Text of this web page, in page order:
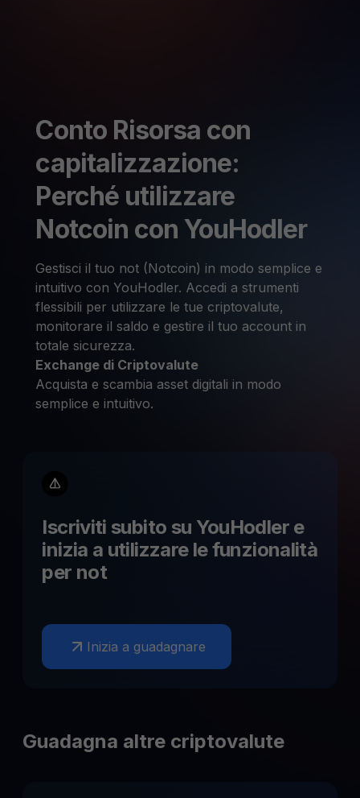
Conto Risorsa con
capitalizzazione:
Perché utilizzare
Notcoin con YouHodler
Gestisci il tuo not (Notcoin) in modo semplice e
intuitivo con YouHodler. Accedi a strumenti
flessibili per utilizzare le tue criptovalute,
monitorare il saldo e gestire il tuo account in
totale sicurezza.
Exchange di Criptovalute
Acquista e scambia asset digitali in modo
semplice e intuitivo.
Iscriviti subito su YouHodler e
inizia a utilizzare le funzionalità
per not
Inizia a guadagnare
Guadagna altre criptovalute